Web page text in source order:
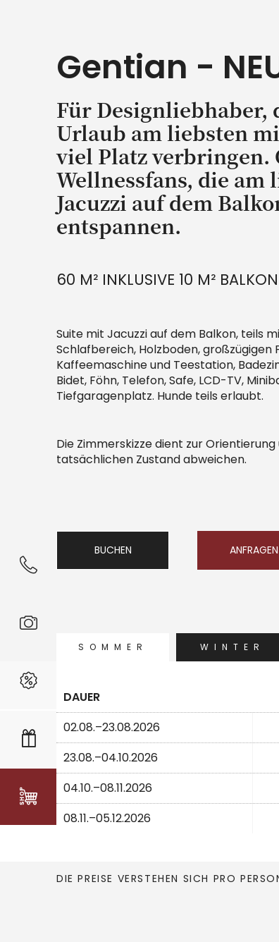
Gentian -
Für Designliebhaber,
Urlaub am liebsten
viel Platz verbringen.
Wellnessfans, die am
Jacuzzi auf dem
entspannen.
60 M² INKLUSIVE 10 M² BALKON
Suite mit Jacuzzi auf dem Balkon, teils
Schlafbereich, Holzboden,
Kaffeemaschine und Teestation,
Bidet, Föhn, Telefon, Safe, LCD-TV,
Tiefgaragenplatz. Hunde teils erlaubt.
Die Zimmerskizze dient zur
tatsächlichen Zustand abweichen.
BUCHEN ANFRAGEN
SOMMER WINTER
DAUER
02.08.–23.08.2026
23.08.–04.10.2026
04.10.–08.11.2026
08.11.–05.12.2026
DIE PREISE VERSTEHEN SICH PRO